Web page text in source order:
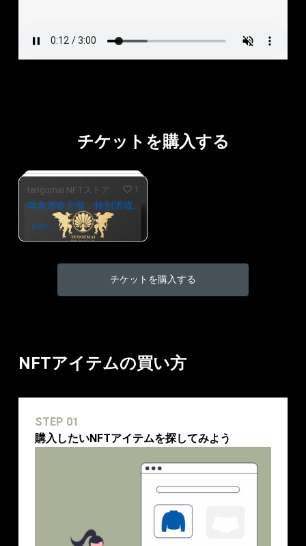
チケットを購入する
# 1/4
tengumai NFTストア 1
user-
f03482d7
さんが保有中
チケットを購入する
NFTアイテムの買い方
STEP 01
購入したいNFTアイテムを探してみよう